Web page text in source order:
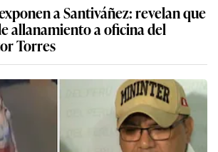
a Santiváñez: revelan que
allanamiento a oficina del
Torres